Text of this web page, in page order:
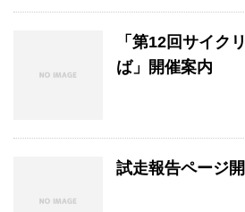
「第12回サイク
ば」開催案内
試走報告ページ